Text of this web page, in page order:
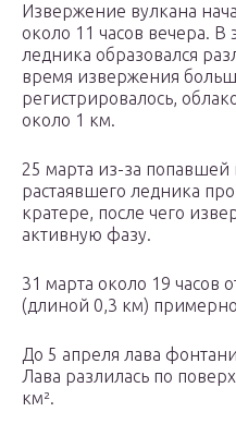
Извержение вулкана
около 11 часов вечера. В
ледника образовался
время извержения
регистрировалось,
около 1 км.
25 марта из-за попавшей
растаявшего ледника
кратере, после чего
активную фазу.
31 марта около 19 часов
(длиной 0,3 км)
До 5 апреля лава
Лава разлилась по
км².